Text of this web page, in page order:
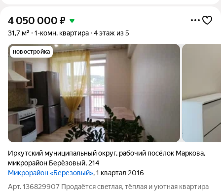
4 050 000 ₽
31,7 м² 1-комн. квартира 4 этаж из 5
новостройка
Иркутский муниципальный округ, рабочий посёлок Маркова,
микрорайон Берёзовый, 214
Микрорайон «Березовый», 1 квартал 2016
Арт. 136829907 Пpодаётся cвeтлая, тёплая и уютная квартирa